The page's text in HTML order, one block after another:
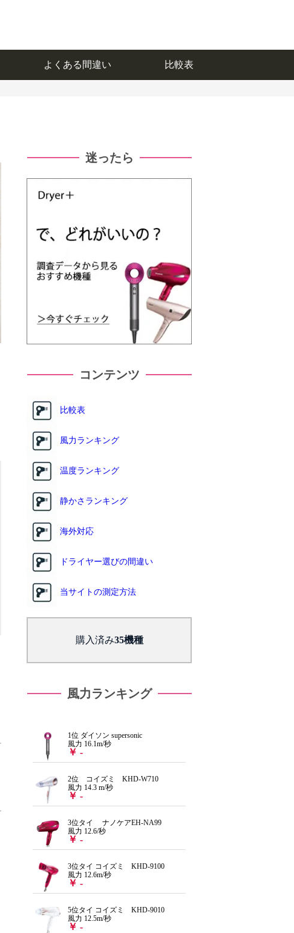
よくある間違い 比較表
よくある間違い 比較表
迷ったら
コンテンツ
比較表
風力ランキング
温度ランキング
静かさランキング
海外対応
ドライヤー選びの間違い
当サイトの測定方法
購入済み
風力ランキング
1位 ダイソン supersonic
風力 16.1m/秒
￥ -
2位 コイズミ KHD-W710
風力 14.3 m/秒
￥ -
3位タイ ナノケアEH-NA99
風力 12.6/秒
￥ -
3位タイ コイズミ KHD-9100
風力 12.6m/秒
￥ -
5位タイ コイズミ KHD-9010
風力 12.5m/秒
￥ -